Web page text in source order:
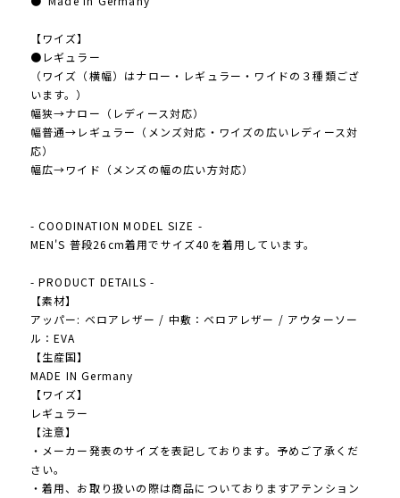
【ワイズ】
●レギュラー
（ワイズ（横幅）はナロー・レギュラー・ワイドの３種類ござ
います。）
幅狭→ナロー（レディース対応）
幅普通→レギュラー（メンズ対応・ワイズの広いレディース対
応）
幅広→ワイド（メンズの幅の広い方対応）
- COODINATION MODEL SIZE -
MEN'S 普段26cm着用でサイズ40を着用しています。
- PRODUCT DETAILS -
【素材】
アッパー: ベロアレザー / 中敷：ベロアレザー / アウターソー
ル：EVA
【生産国】
MADE IN Germany
【ワイズ】
レギュラー
【注意】
・メーカー発表のサイズを表記しております。予めご了承くだ
さい。
・着用、お取り扱いの際は商品についておりますアテンション